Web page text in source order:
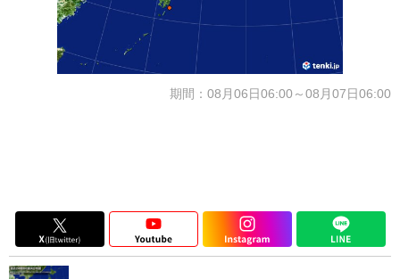
期間：08月06日06:00～08月07日06:00